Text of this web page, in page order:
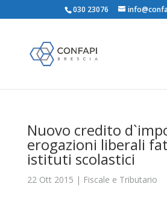
030 23076
Nuovo credito
erogazioni liberali
istituti scolastici
22 Ott 2015 | Fiscale e Tributario